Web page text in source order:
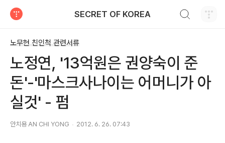
SECRET OF KOREA
노무현 친인척 관련서류
노정연, '13억원은 권양숙이 준
돈'-'마스크사나이는 어머니가 아
실것' - 펌
안치용 AN CHI YONG 2012. 6. 26. 07:43